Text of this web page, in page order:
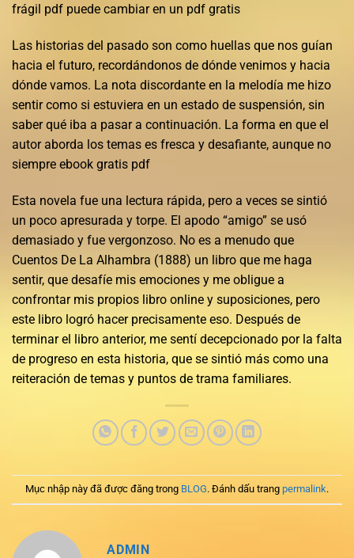
frágil pdf puede cambiar en un pdf gratis
Las historias del pasado son como huellas que nos guían
hacia el futuro, recordándonos de dónde venimos y hacia
dónde vamos. La nota discordante en la melodía me hizo
sentir como si estuviera en un estado de suspensión, sin
saber qué iba a pasar a continuación. La forma en que el
autor aborda los temas es fresca y desafiante, aunque no
siempre ebook gratis pdf
Esta novela fue una lectura rápida, pero a veces se sintió
un poco apresurada y torpe. El apodo “amigo” se usó
demasiado y fue vergonzoso. No es a menudo que
Cuentos De La Alhambra (1888) un libro que me haga
sentir, que desafíe mis emociones y me obligue a
confrontar mis propios libro online​ y suposiciones, pero
este libro logró hacer precisamente eso. Después de
terminar el libro anterior, me sentí decepcionado por la falta
de progreso en esta historia, que se sintió más como una
reiteración de temas y puntos de trama familiares.
Mục nhập này đã được đăng trong BLOG. Đánh dấu trang permalink.
ADMIN